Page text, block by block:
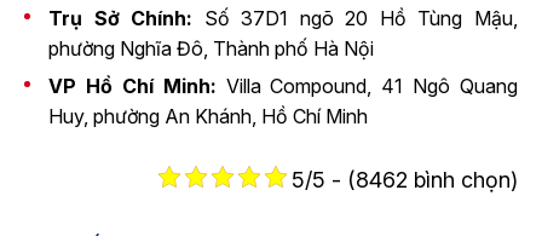
Trụ Sở Chính: Số 37D1 ngõ 20 Hồ Tùng Mậu,
phường Nghĩa Đô, Thành phố Hà Nội
VP Hồ Chí Minh: Villa Compound, 41 Ngô Quang
Huy, phường An Khánh, Hồ Chí Minh
5/5 - (8462 bình chọn)